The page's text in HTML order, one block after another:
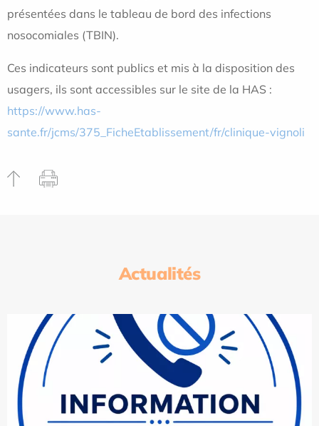
présentées dans le tableau de bord des infections
nosocomiales (TBIN).
Ces indicateurs sont publics et mis à la disposition des
usagers, ils sont accessibles sur le site de la HAS :
https://www.has-
sante.fr/jcms/375_FicheEtablissement/fr/clinique-vignoli
Actualités